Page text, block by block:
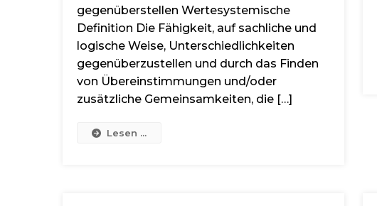
gegenüberstellen Wertesystemische
Definition Die Fähigkeit, auf sachliche und
logische Weise, Unterschiedlichkeiten
gegenüberzustellen und durch das Finden
von Übereinstimmungen und/oder
zusätzliche Gemeinsamkeiten, die […]
Lesen ...